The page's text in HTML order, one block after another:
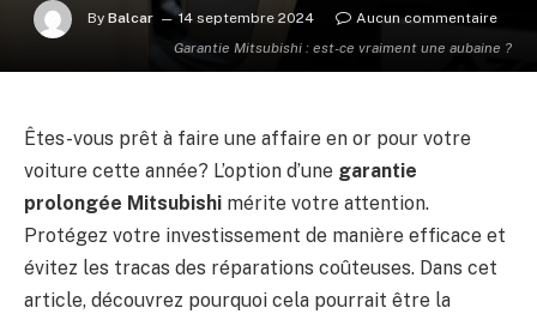
Garantie Mitsubishi : est-ce vraiment une aubaine ?
By Balcar 14 septembre 2024 Aucun commentaire
Êtes-vous prêt à faire une affaire en or pour votre
voiture cette année? L’option d’une garantie
prolongée Mitsubishi mérite votre attention.
Protégez votre investissement de manière efficace et
évitez les tracas des réparations coûteuses. Dans cet
article, découvrez pourquoi cela pourrait être la